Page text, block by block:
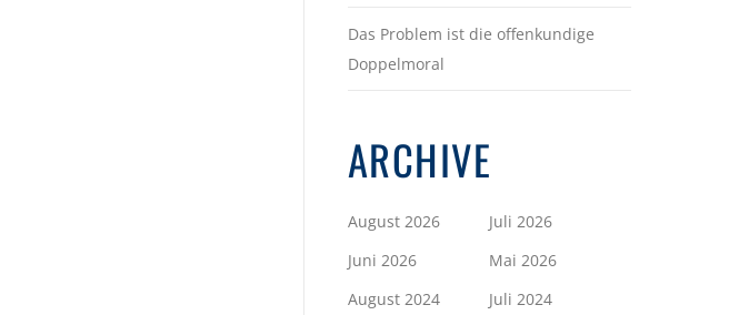
Das Problem ist die offenkundige
Doppelmoral
ARCHIVE
August 2026
Juli 2026
Juni 2026
Mai 2026
August 2024
Juli 2024